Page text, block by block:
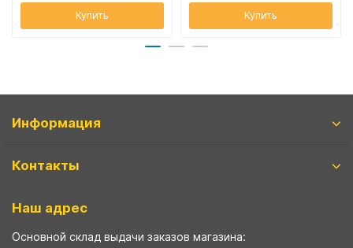
Купить Купить
Информация
Контакты
Наш адрес
Основной склад выдачи заказов магазина: